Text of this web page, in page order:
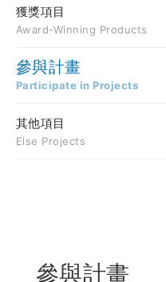
獲獎項目
Award-Winning Products
參與計畫
Participate in Projects
其他項目
Else Projects
參與計畫